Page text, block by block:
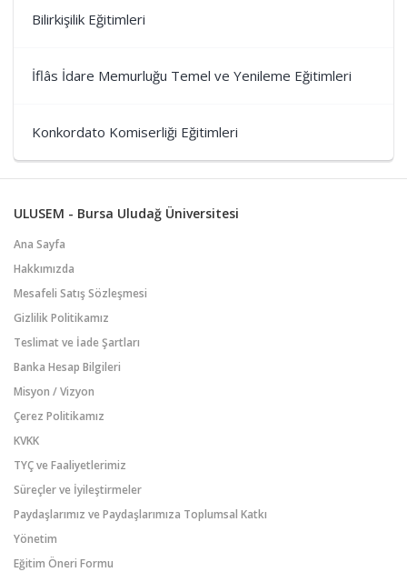
Bilirkişilik Eğitimleri
İflâs İdare Memurluğu Temel ve Yenileme Eğitimleri
Konkordato Komiserliği Eğitimleri
ULUSEM - Bursa Uludağ Üniversitesi
Ana Sayfa
Hakkımızda
Mesafeli Satış Sözleşmesi
Gizlilik Politikamız
Teslimat ve İade Şartları
Banka Hesap Bilgileri
Misyon / Vizyon
Çerez Politikamız
KVKK
TYÇ ve Faaliyetlerimiz
Süreçler ve İyileştirmeler
Paydaşlarımız ve Paydaşlarımıza Toplumsal Katkı
Yönetim
Eğitim Öneri Formu